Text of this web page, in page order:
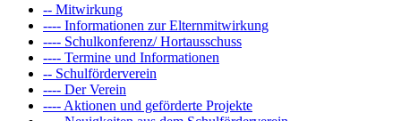
-- Mitwirkung
---- Informationen zur Elternmitwirkung
---- Schulkonferenz/ Hortausschuss
---- Termine und Informationen
-- Schulförderverein
---- Der Verein
---- Aktionen und geförderte Projekte